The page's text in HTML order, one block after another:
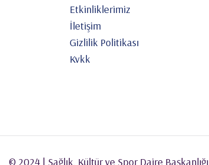
Etkinliklerimiz
İletişim
Gizlilik Politikası
Kvkk
© 2024 | Sağlık, Kültür ve Spor Daire Başkanlığı